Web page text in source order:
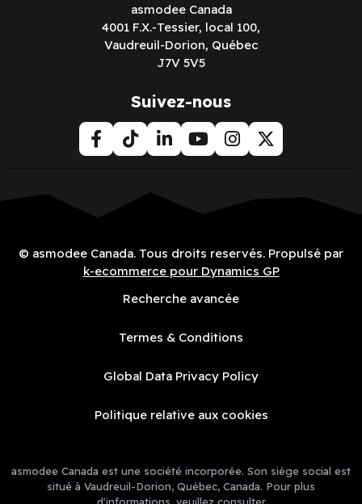
asmodee Canada
4001 F.X.-Tessier, local 100,
Vaudreuil-Dorion, Québec
J7V 5V5
Suivez-nous
© asmodee Canada. Tous droits reservés. Propulsé par
k-ecommerce pour Dynamics GP
Recherche avancée
Termes & Conditions
Global Data Privacy Policy
Politique relative aux cookies
asmodee Canada est une société incorporée. Son siège social est
situé à Vaudreuil-Dorion, Québec, Canada. Pour plus